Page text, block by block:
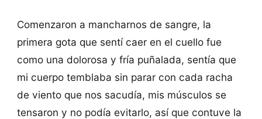
Comenzaron a mancharnos de sangre, la
primera gota que sentí caer en el cuello fue
como una dolorosa y fría puñalada, sentía que
mi cuerpo temblaba sin parar con cada racha
de viento que nos sacudía, mis músculos se
tensaron y no podía evitarlo, así que contuve la